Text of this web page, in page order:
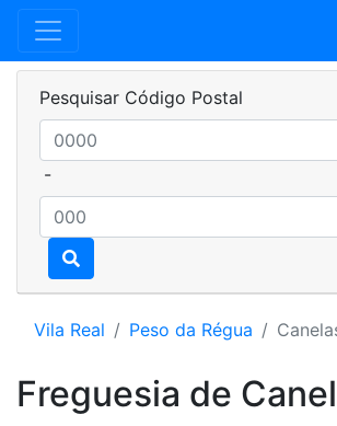
Pesquisar Código Postal
-
Vila Real Peso da Régua
Freguesia de